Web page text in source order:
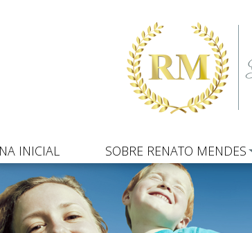
INICIAL SOBRE RENATO MENDES